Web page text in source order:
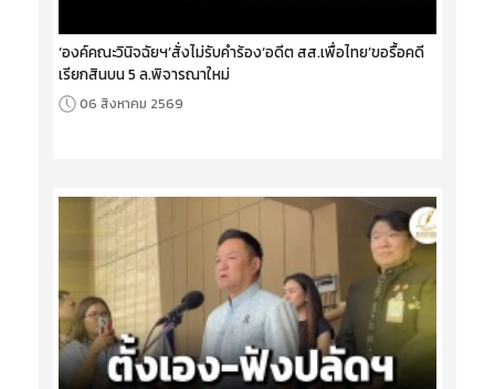
‘องค์คณะวินิจฉัยฯ’สั่งไม่รับคำร้อง‘อดีต สส.เพื่อไทย’ขอรื้อคดี
เรียกสินบน 5 ล.พิจารณาใหม่
06 สิงหาคม 2569